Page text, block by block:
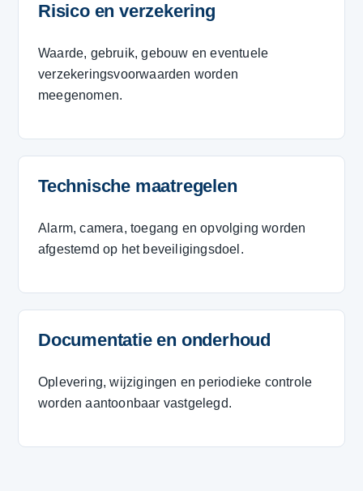
Risico en verzekering
Waarde, gebruik, gebouw en eventuele
verzekeringsvoorwaarden worden
meegenomen.
Technische maatregelen
Alarm, camera, toegang en opvolging worden
afgestemd op het beveiligingsdoel.
Documentatie en onderhoud
Oplevering, wijzigingen en periodieke controle
worden aantoonbaar vastgelegd.